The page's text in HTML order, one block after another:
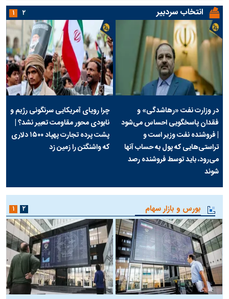
انتخاب سردبیر
در وزارت نفت «رهاشدگی» و
فقدان پاسخگویی احساس می‌شود
| فروشنده نفت وزیر است و
تراستی‌هایی که پول به حساب آنها
می‌رود، باید توسط فروشنده رصد
شوند
چرا رویای آمریکایی سرنگونی رژیم و
نابودی محور مقاومت تعبیر نشد؟ |
پشت پرده تجارت پهپاد‌ ۱۵۰۰ دلاری
که واشنگتن را زمین زد
۱ ۲
بورس و بازار سهام ۱ ۲